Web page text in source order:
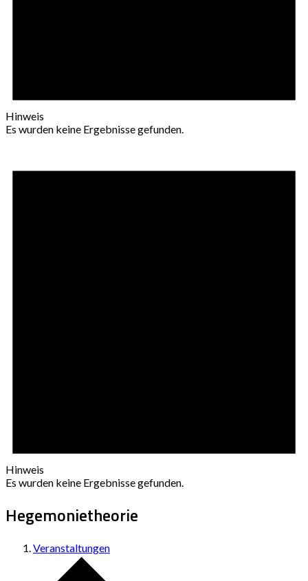
Hinweis
Es wurden keine Ergebnisse gefunden.
Hinweis
Es wurden keine Ergebnisse gefunden.
Hegemonietheorie
Veranstaltungen